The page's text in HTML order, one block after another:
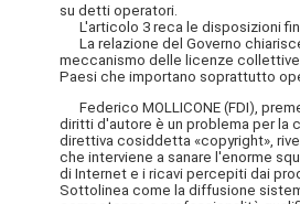
su detti operatori.
L'articolo 3 reca le disposizioni
La relazione del Governo
meccanismo delle licenze
Paesi che importano soprattutto
Federico MOLLICONE (FDI),
diritti d'autore è un problema per la
direttiva cosiddetta «copyright»,
che interviene a sanare l'enorme
di Internet e i ricavi percepiti dai
Sottolinea come la diffusione